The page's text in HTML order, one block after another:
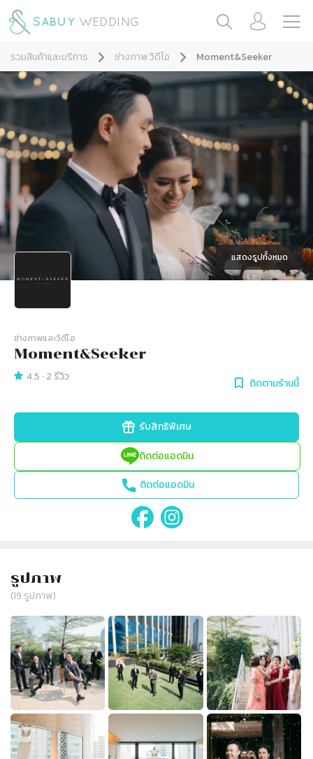
รวมสินค้าและบริการ ช่างภาพ วิดีโอ Moment&Seeker
แสดงรูปทั้งหมด
ช่างภาพและวิดีโอ
Moment&Seeker
4.5 ·2 รีวิว ติดตามร้านนี้
รับสิทธิพิเศษ
ติดต่อแอดมิน
ติดต่อแอดมิน
รูปภาพ
(19 รูปภาพ)